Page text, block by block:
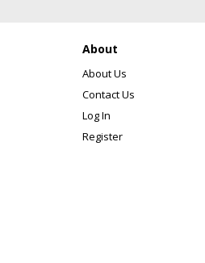
About
About Us
Contact Us
Log In
Register